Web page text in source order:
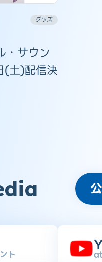
グッズ
・サウン
(土)配信決
ト